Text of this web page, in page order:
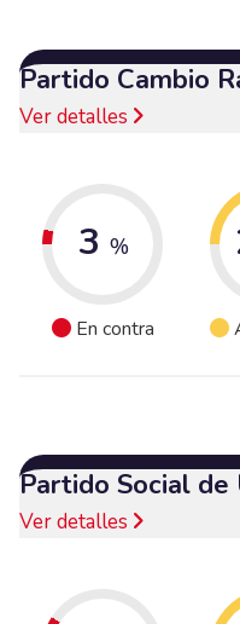
Partido Cambio
Ver detalles
3 %
En contra
Partido Social de
Ver detalles